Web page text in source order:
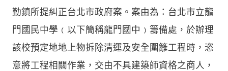
勤鎮所提糾正台北市政府案。案由為：台北市立龍
門國民中學﹙以下簡稱龍門國中﹚籌備處，於辦理
該校預定地地上物拆除清運及安全圍籬工程時，恣
意將工程相關作業，交由不具建築師資格之商人，